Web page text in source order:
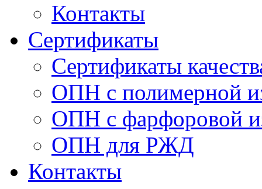
Контакты
Сертификаты
Сертификаты
ОПН с полимерной
ОПН с фарфоровой
ОПН для РЖД
Контакты